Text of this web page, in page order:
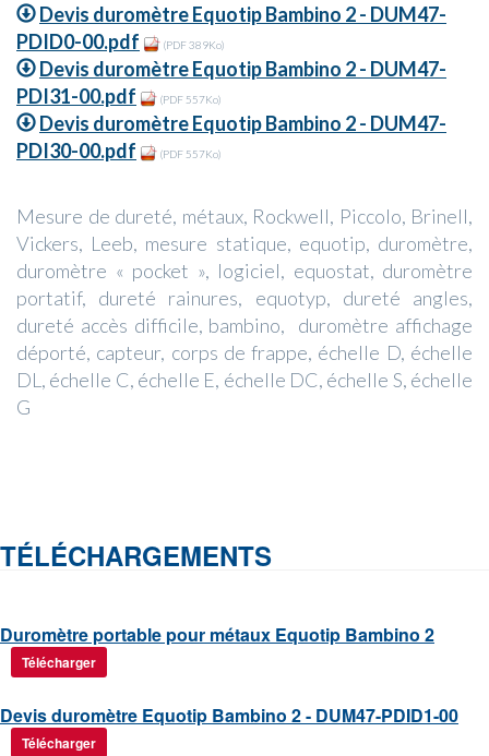
Devis duromètre Equotip Bambino 2 - DUM47-
PDID0-00.pdf
(PDF 389Ko)
Devis duromètre Equotip Bambino 2 - DUM47-
PDI31-00.pdf
(PDF 557Ko)
Devis duromètre Equotip Bambino 2 - DUM47-
PDI30-00.pdf
(PDF 557Ko)
Mesure de dureté, métaux, Rockwell, Piccolo, Brinell,
Vickers, Leeb, mesure statique, equotip, duromètre,
duromètre « pocket », logiciel, equostat, duromètre
portatif, dureté rainures, equotyp, dureté angles,
dureté accès difficile, bambino, duromètre affichage
déporté, capteur, corps de frappe, échelle D, échelle
DL, échelle C, échelle E, échelle DC, échelle S, échelle
G
TÉLÉCHARGEMENTS
Duromètre portable pour métaux Equotip Bambino 2
Télécharger
Devis duromètre Equotip Bambino 2 - DUM47-PDID1-00
Télécharger